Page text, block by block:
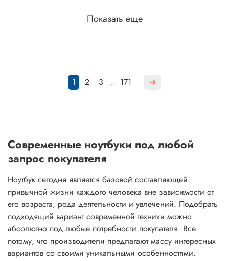
Показать еще
1 2 3 … 171
Современные ноутбуки под любой
запрос покупателя
Ноутбук сегодня является базовой составляющей
привычной жизни каждого человека вне зависимости от
его возраста, рода деятельности и увлечений. Подобрать
подходящий вариант современной техники можно
абсолютно под любые потребности покупателя. Все
потому, что производители предлагают массу интересных
вариантов со своими уникальными особенностями.